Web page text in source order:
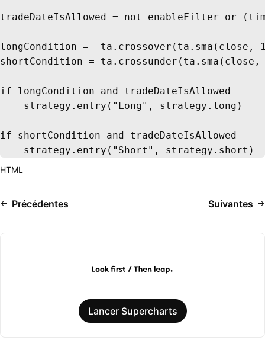
tradeDateIsAllowed = not enableFilter or
longCondition =
shortCondition =
if longCondition and tradeDateIsAllowed
    strategy.entry("Long", strategy.long)
if shortCondition and tradeDateIsAllowed
    strategy.entry("Short", strategy.short)
HTML
Précédentes Suivantes
Lancer Supercharts